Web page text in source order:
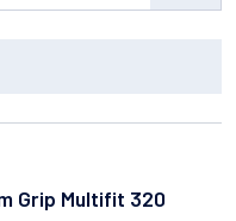
Grip Multifit 320